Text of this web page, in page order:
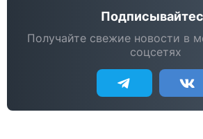
Получайте свежие новости в
соцсетях